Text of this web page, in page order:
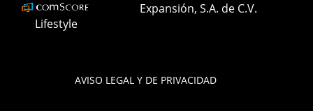
AVISO LEGAL Y DE PRIVACIDAD
Lifestyle
Expansión, S.A. de C.V.